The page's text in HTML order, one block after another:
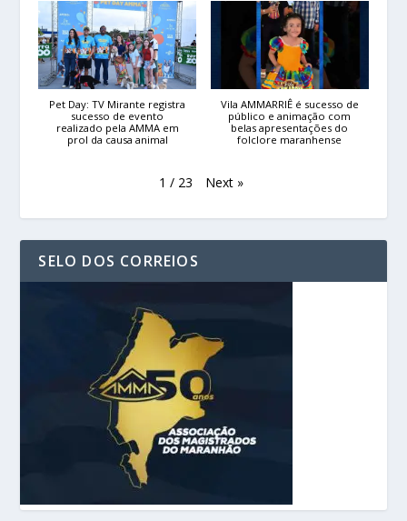
Pet Day: TV Mirante registra
sucesso de evento
realizado pela AMMA em
prol da causa animal
Vila AMMARRIÊ é sucesso de
público e animação com
belas apresentações do
folclore maranhense
1 / 23 Next »
SELO DOS CORREIOS